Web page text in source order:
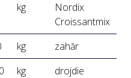
kg
Nordix
Croissantmix
kg
zahăr
kg
drojdie